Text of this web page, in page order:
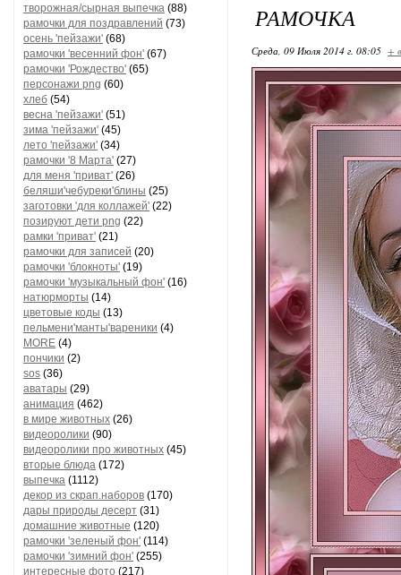
творожная/сырная выпечка (88)
рамочки для поздравлений (73)
осень 'пейзажи' (68)
рамочки 'весенний фон' (67)
рамочки 'Рождество' (65)
персонажи png (60)
хлеб (54)
весна 'пейзажи' (51)
зима 'пейзажи' (45)
лето 'пейзажи' (34)
рамочки '8 Марта' (27)
для меня 'приват' (26)
беляши'чебуреки'блины (25)
заготовки 'для коллажей' (22)
позируют дети png (22)
рамки 'приват' (21)
рамочки для записей (20)
рамочки 'блокноты' (19)
рамочки 'музыкальный фон' (16)
натюрморты (14)
цветовые коды (13)
пельмени'манты'вареники (4)
MORE (4)
пончики (2)
sos (36)
аватары (29)
анимация (462)
в мире животных (26)
видеоролики (90)
видеоролики про животных (45)
вторые блюда (172)
выпечка (1112)
декор из скрап.наборов (170)
дары природы десерт (31)
домашние животные (120)
рамочки 'зеленый фон' (114)
рамочки 'зимний фон' (255)
интересные фото (217)
РАМОЧКА
Среда, 09 Июля 2014 г. 08:05 +